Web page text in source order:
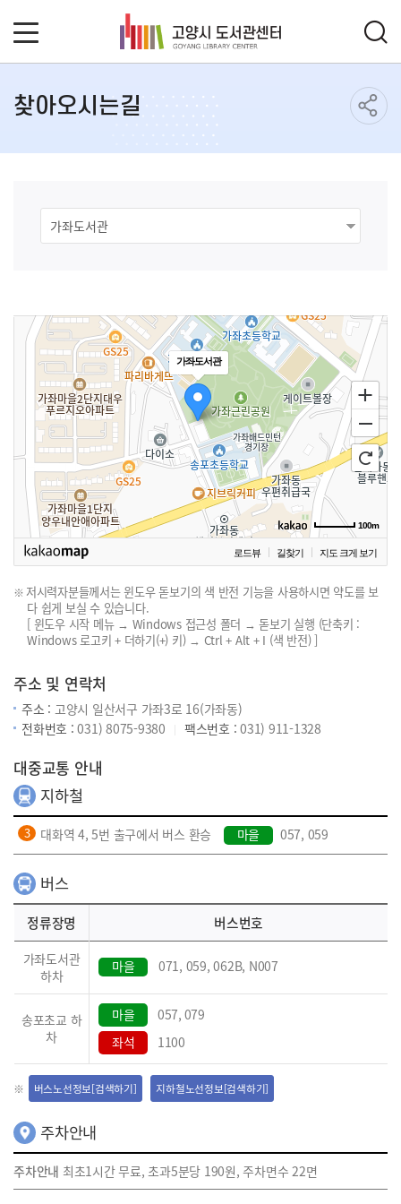
찾아오시는길
가좌도서관
100m
로드뷰 길찾기 지도 크게 보기
저시력자분들께서는 윈도우 돋보기의 색 반전 기능을 사용하시면 약도를 보
다 쉽게 보실 수 있습니다.
[ 윈도우 시작 메뉴 → Windows 접근성 폴더 → 돋보기 실행 (단축키 :
Windows 로고키 + 더하기(+) 키) → Ctrl + Alt + I (색 반전) ]
주소 및 연락처
주소 : 고양시 일산서구 가좌3로 16(가좌동)
전화번호 :031) 8075-9380 팩스번호 : 031) 911-1328
대중교통 안내
지하철
대화역 4, 5번 출구에서 버스 환승 마을 057, 059
버스
정류장명 버스번호
가좌도서관
하차
마을 071, 059, 062B, N007
송포초교 하
차
마을
057, 079
좌석
1100
버스노선정보[검색하기] 지하철노선정보[검색하기]
주차안내
주차안내 최초1시간 무료, 초과5분당 190원, 주차면수 22면